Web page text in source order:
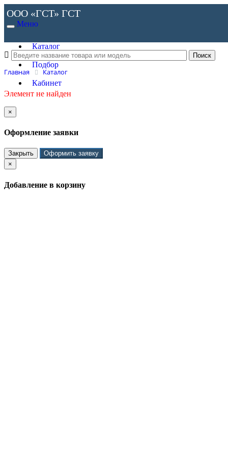
ООО «ГСТ» ГСТ
Меню
Каталог
Подбор
Кабинет
Главная Каталог
Элемент не найден
×
Оформление заявки
Закрыть
Оформить заявку
×
Добавление в корзину